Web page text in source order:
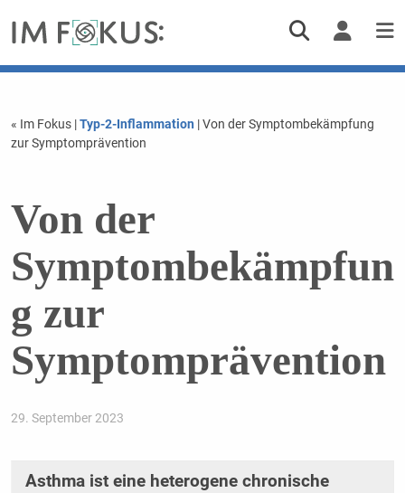
« Im Fokus |Typ-2-Inflammation | Von der Symptombekämpfung
zur Symptomprävention
Von der
Symptombekämpfun
g zur
Symptomprävention
29. September 2023
Asthma ist eine heterogene chronische